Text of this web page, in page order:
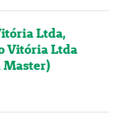
Ltda,
Vitória Ltda
Master)